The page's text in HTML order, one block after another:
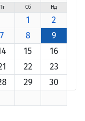
Пт Сб Нд
1
2
7 8
9
15
16
22
23
29
30